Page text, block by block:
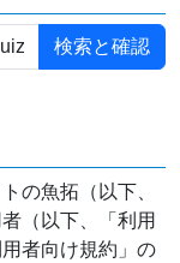
の魚拓（以下、
（以下、「利用
者向け規約」の